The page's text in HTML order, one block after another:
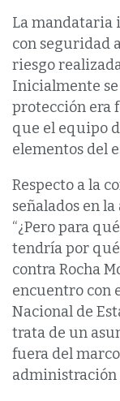
La mandataria
con seguridad
riesgo
Inicialmente
protección era
que el equipo
elementos del
Respecto a la
señalados en
“¿Pero para
tendría por
contra Rocha
encuentro con
Nacional de
trata de un
fuera del
administración